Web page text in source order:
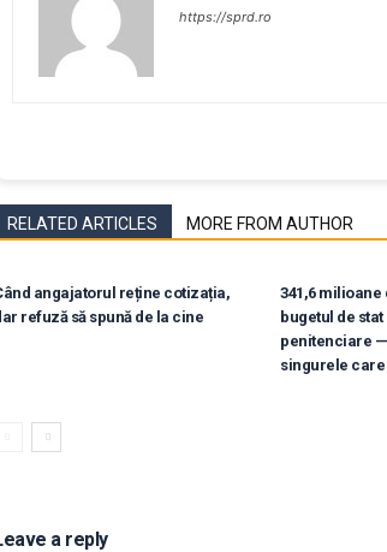
https://sprd.ro
RELATED ARTICLES MORE FROM AUTHOR
angajatorul reține cotizația,
refuză să spună de la cine
341,6 milioane
bugetul de
penitenciare
singurele
a reply